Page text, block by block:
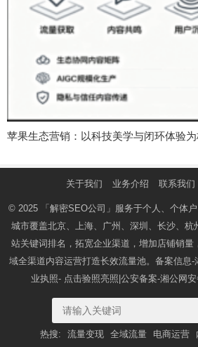
苹果生态营销：以科技美学与闭环体验
关于我们 业务介绍 联系我们
© 2025 「解密SEO公司」 服务于个人、个体
城市覆盖北京、上海、广州、深圳、长沙、杭
站关键词排名，拓宽企业渠道，增加店铺销量
域全渠道内容运营打造长效流量池。备案信息-
业执照- 点击验照亮照 |公安备案-湘公网
热搜: 流量变现 全域流量 电商运营